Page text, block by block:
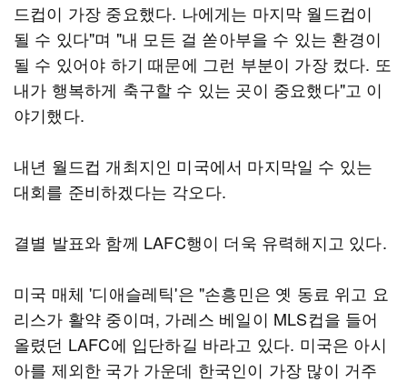
드컵이 가장 중요했다. 나에게는 마지막 월드컵이
될 수 있다"며 "내 모든 걸 쏟아부을 수 있는 환경이
될 수 있어야 하기 때문에 그런 부분이 가장 컸다. 또
내가 행복하게 축구할 수 있는 곳이 중요했다"고 이
야기했다.
내년 월드컵 개최지인 미국에서 마지막일 수 있는
대회를 준비하겠다는 각오다.
결별 발표와 함께 LAFC행이 더욱 유력해지고 있다.
미국 매체 '디애슬레틱'은 "손흥민은 옛 동료 위고 요
리스가 활약 중이며, 가레스 베일이 MLS컵을 들어
올렸던 LAFC에 입단하길 바라고 있다. 미국은 아시
아를 제외한 국가 가운데 한국인이 가장 많이 거주